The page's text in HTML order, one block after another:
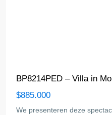
BP8214PED – Villa in
$885.000
We presenteren deze